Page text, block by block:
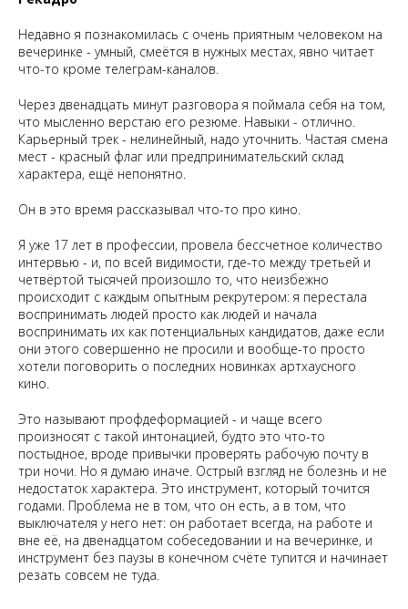
Недавно я познакомилась с очень приятным человеком на
вечеринке - умный, смеётся в нужных местах, явно читает
что-то кроме телеграм-каналов.
Через двенадцать минут разговора я поймала себя на том,
что мысленно верстаю его резюме. Навыки - отлично.
Карьерный трек - нелинейный, надо уточнить. Частая смена
мест - красный флаг или предпринимательский склад
характера, ещё непонятно.
Он в это время рассказывал что-то про кино.
Я уже 17 лет в профессии, провела бессчетное количество
интервью - и, по всей видимости, где-то между третьей и
четвёртой тысячей произошло то, что неизбежно
происходит с каждым опытным рекрутером: я перестала
воспринимать людей просто как людей и начала
воспринимать их как потенциальных кандидатов, даже если
они этого совершенно не просили и вообще-то просто
хотели поговорить о последних новинках артхаусного
кино.
Это называют профдеформацией - и чаще всего
произносят с такой интонацией, будто это что-то
постыдное, вроде привычки проверять рабочую почту в
три ночи. Но я думаю иначе. Острый взгляд не болезнь и не
недостаток характера. Это инструмент, который точится
годами. Проблема не в том, что он есть, а в том, что
выключателя у него нет: он работает всегда, на работе и
вне её, на двенадцатом собеседовании и на вечеринке, и
инструмент без паузы в конечном счёте тупится и начинает
резать совсем не туда.